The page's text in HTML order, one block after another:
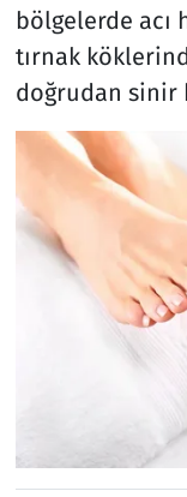
bölgelerde acı
tırnak
doğrudan